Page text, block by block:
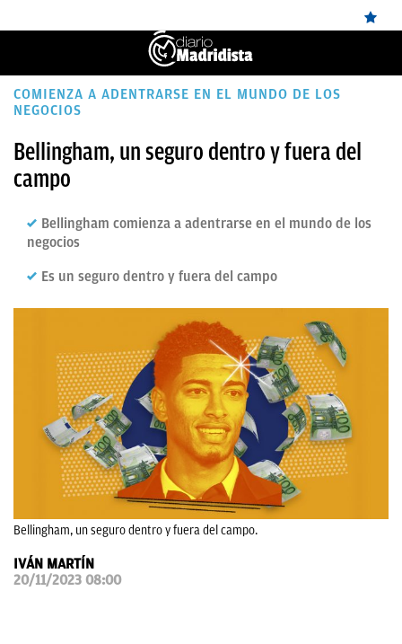
ÚLTIMAS
REAL
MADRID
BALONCESTO
FEMENINO
PAPARAZZI
OKDIARIO
COMIENZA A ADENTRARSE EN EL MUNDO DE LOS
NEGOCIOS
Bellingham, un seguro dentro y fuera del
campo
Bellingham comienza a adentrarse en el mundo de los
negocios
Es un seguro dentro y fuera del campo
Bellingham, un seguro dentro y fuera del campo.
IVÁN MARTÍN
20/11/2023 08:00